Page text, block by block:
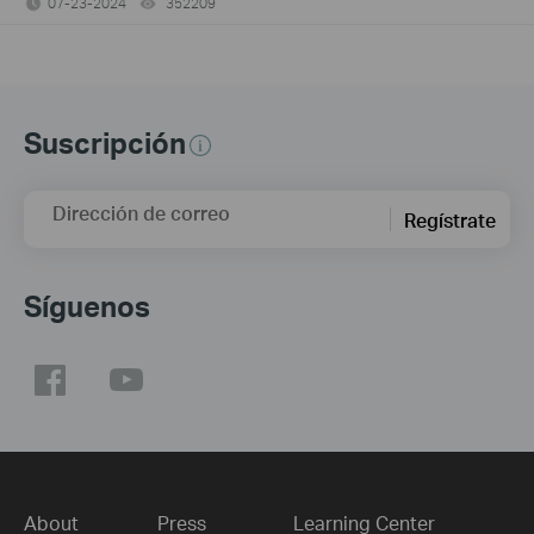
Suscripción
Dirección de correo Regístrate
Síguenos
About Press Learning Center